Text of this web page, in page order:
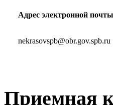
Адрес электронной
nekrasovspb@obr.gov.spb.ru
Приемная